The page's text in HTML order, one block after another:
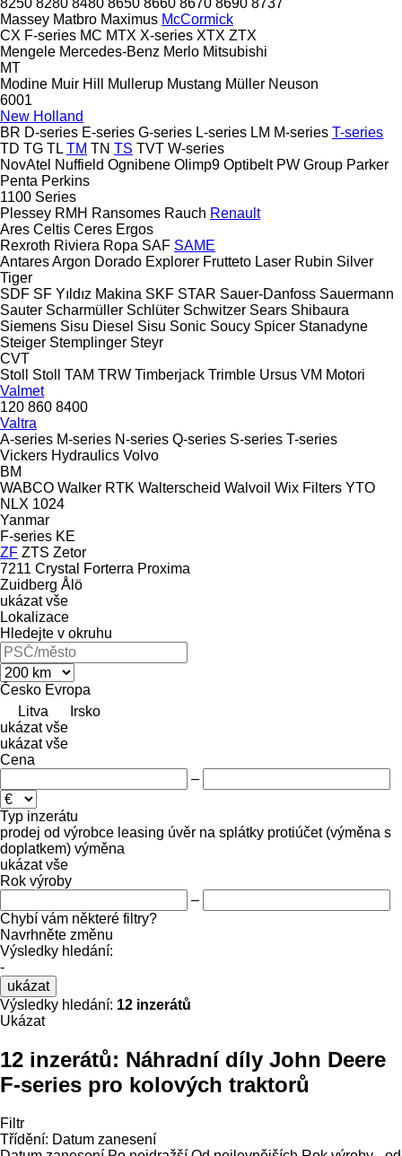
Massey Matbro Maximus McCormick
CX F-series MC MTX X-series XTX ZTX
Mengele Mercedes-Benz Merlo Mitsubishi
MT
Modine Muir Hill Mullerup Mustang Müller Neuson
6001
New Holland
BR D-series E-series G-series L-series LM M-series T-series
TD TG TL TM TN TS TVT W-series
NovAtel Nuffield Ognibene Olimp9 Optibelt PW Group Parker
Penta Perkins
1100 Series
Plessey RMH Ransomes Rauch Renault
Ares Celtis Ceres Ergos
Rexroth Riviera Ropa SAF SAME
AntaresArgon Dorado Explorer Frutteto Laser Rubin Silver
Tiger
SDF SF Yıldız Makina SKF STAR Sauer-Danfoss Sauermann
Sauter Scharmüller Schlüter Schwitzer Sears Shibaura
Siemens Sisu Diesel Sisu Sonic Soucy Spicer Stanadyne
Steiger Stemplinger Steyr
CVT
Stoll
Stoll TAM TRW Timberjack Trimble Ursus VM Motori
Valmet
120 860 8400
Valtra
A-series M-series N-series Q-series S-series T-series
Vickers Hydraulics Volvo
BM
WABCO Walker RTK Walterscheid Walvoil Wix Filters YTO
NLX 1024
Yanmar
F-series KE
ZF ZTS Zetor
7211 Crystal Forterra Proxima
Zuidberg Ålö
ukázat vše
Lokalizace
Hledejte v okruhu
Česko Evropa
Litva
Irsko
ukázat vše
ukázat vše
Cena
–
Typ inzerátu
prodej od výrobce leasing úvěr na splátky protiúčet (výměna s
doplatkem) výměna
ukázat vše
Rok výroby
–
Chybí vám některé filtry?
Navrhněte změnu
Výsledky hledání:
-
ukázat
Výsledky hledání: 12 inzerátů
Ukázat
12 inzerátů: Náhradní díly John Deere
F-series pro kolových traktorů
Filtr
Třídění: Datum zanesení